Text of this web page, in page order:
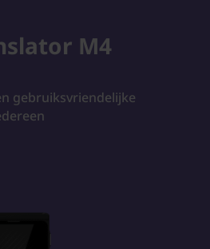
M4
gebruiksvriendelijke